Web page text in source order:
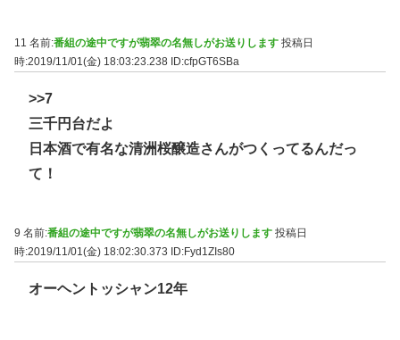
11 名前:番組の途中ですが翡翠の名無しがお送りします 投稿日
時:2019/11/01(金) 18:03:23.238 ID:cfpGT6SBa
>>7
三千円台だよ
日本酒で有名な清洲桜醸造さんがつくってるんだっ
て！
9 名前:番組の途中ですが翡翠の名無しがお送りします 投稿日
時:2019/11/01(金) 18:02:30.373 ID:Fyd1ZIs80
オーヘントッシャン12年